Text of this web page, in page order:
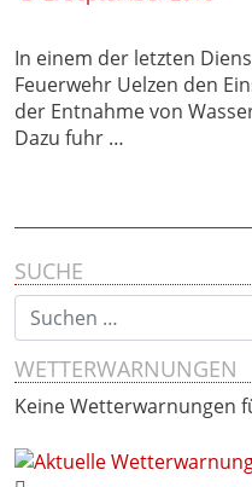
In einem der letzten
Feuerwehr Uelzen den
der Entnahme von
Dazu fuhr …
SUCHE
Suchen nach:
WETTERWARNUNGEN
Keine Wetterwarnungen